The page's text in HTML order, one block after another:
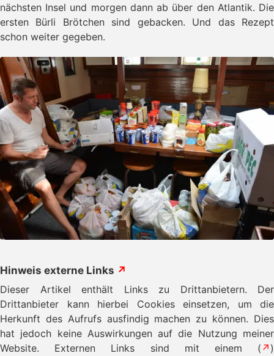
- Tobago Cays
- Salt Whistle Bay
- Basil's Bar
- St. Lucia
- Soufriere
- Marigott Bay
- Martinique
- Strandtag
- Klar Schiff
- Zurück vom Atlantik
nächsten Insel und morgen dann ab über den Atlantik. Die
ersten Bürli Brötchen sind gebacken. Und das Rezept
schon weiter gegeben.
Hinweis externe Links ↗
Dieser Artikel enthält Links zu Drittanbietern. Der
Drittanbieter kann hierbei Cookies einsetzen, um die
Herkunft des Aufrufs ausfindig machen zu können. Dies
hat jedoch keine Auswirkungen auf die Nutzung meiner
Website. Externen Links sind mit einem ( ↗ )